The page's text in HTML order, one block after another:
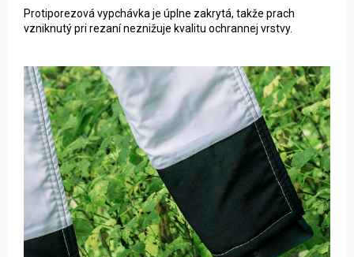
Protiporezová vypchávka je úplne zakrytá, takže prach
vzniknutý pri rezaní neznižuje kvalitu ochrannej vrstvy.